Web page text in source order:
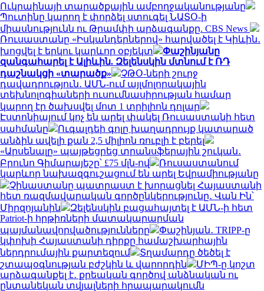
Ուկրաինայի տարածքային ամբողջականությանը
Պուտինը կարող է փորձել ստուգել ՆԱՏՕ-ի
միասնությունն ու Թրամփի արձագանքը. CBS News
Ռուսաստանը «Իսկանդերներով» հարվածել է Կիևին․
խոցվել է երկու կարևոր օբյեկտ
Փաշինյանը
զանգահարել է Ալիևին. Զելենսկին մտնում է ՌԴ
դաշնակցի «տարածք»
ՉԹՕ-ների շուրջ
դավադրություն․ ԱՄՆ-ում այլմոլորակային
տեխնոլոգիաների ուսումնասիրության համար
կարող էր ծախսվել մոտ 1 տրիլիոն դոլար
Էստոնիայում կոչ են արել փակել Ռուսաստանի հետ
սահմանը
Ուգալդեի գոլը խաղադրույք կատարած
անձին ավելի քան 2,5 միլիոն ռուբլի է բերել
«Արսենալը» պայթեցրեց տրանսֆերային շուկան․
Բրունո Գիմարայեշը՝ £75 մլն-ով
Ռուսաստանում
կարևոր նախազգուշացում են արել Եվրամիությանը
Չինաստանը պատրաստ է խորացնել Հայաստանի
հետ ռազմավարական գործընկերությունը․ Վան Ին՝
Միրզոյանին
Զելենսկին բացահայտել է ԱՄՆ-ի հետ
Patriot-ի հրթիռների մատակարարման
պայմանավորվածությունները
Փաշինյան․ TRIPP-ը
կփոխի Հայաստանի դիրքը համաշխարհային
ներդրումային քարտեզում
Տղամարդը ծեծել է
շտապօգնության բժշկին և վարորդին
ՄԻՊ-ը կոշտ
արձագանքել է․ քրեական գործով անձնական ու
ընտանեկան տվյալների հրապարակումն